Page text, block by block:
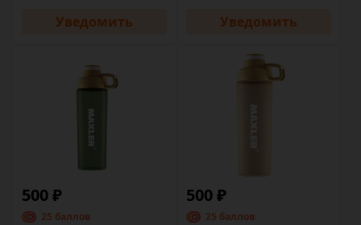
Уведомить Уведомить
500 ₽
25 баллов
500 ₽
25 баллов